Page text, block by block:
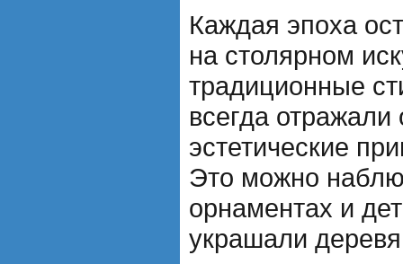
Каждая эпоха
на столярном
традиционные
всегда
эстетические
Это можно
орнаментах и
украшали